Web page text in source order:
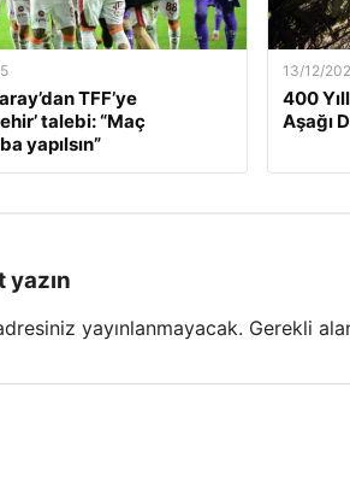
TFF’ye
talebi: “Maç
yapılsın”
13/12/
400
Aşağı
yazın
yayınlanmayacak. Gerekli